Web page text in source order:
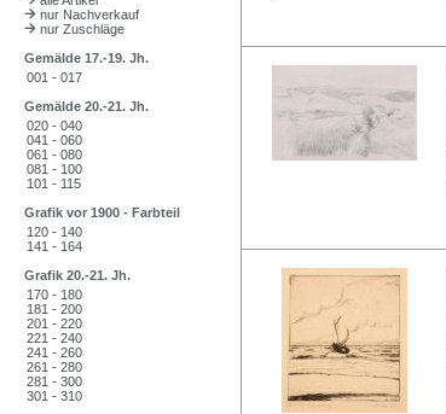
nur Nachverkauf
nur Zuschläge
Gemälde 17.-19. Jh.
001 - 017
Gemälde 20.-21. Jh.
020 - 040
041 - 060
061 - 080
081 - 100
101 - 115
Grafik vor 1900 - Farbteil
120 - 140
141 - 164
Grafik 20.-21. Jh.
170 - 180
181 - 200
201 - 220
221 - 240
241 - 260
261 - 280
281 - 300
301 - 310